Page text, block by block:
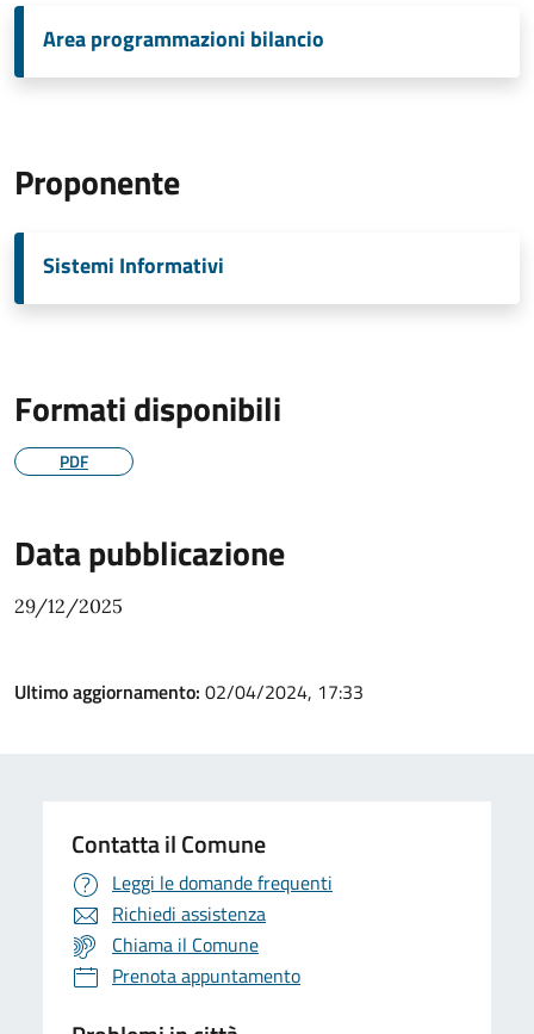
Area programmazioni bilancio
Proponente
Sistemi Informativi
Formati disponibili
PDF
Data pubblicazione
29/12/2025
Ultimo aggiornamento: 02/04/2024, 17:33
Contatta il Comune
Leggi le domande frequenti
Richiedi assistenza
Chiama il Comune
Prenota appuntamento